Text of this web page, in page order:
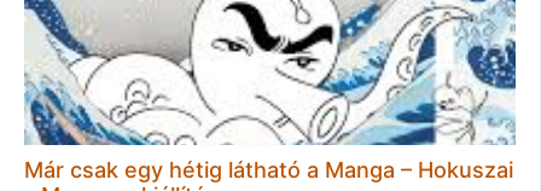
Már csak egy hétig látható a Manga – Hokuszai